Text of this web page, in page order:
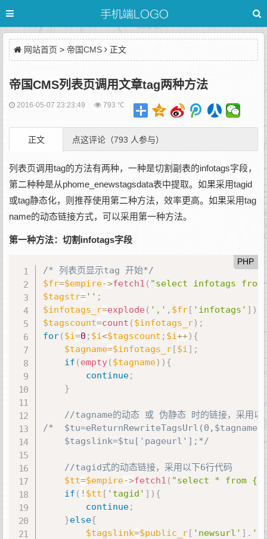
网站首页 > 帝国CMS 正文
帝国CMS列表页调用文章tag两种方法
2016-05-07 23:23:49 793 ℃
正文 点这评论（793 人参与）
列表页调用tag的方法有两种，一种是切割副表的infotags字段，
第二种种是从phome_enewstagsdata表中提取。如果采用tagid
或tag静态化，则推荐使用第二种方法，效率更高。如果采用tag
name的动态链接方式，可以采用第一种方法。
第一种方法：切割infotags字段
PHP
/* 列表页显示tag 开始*/
$fr=$empire->fetch1 ( "select infotags from
$tagstr='' ;
$infotags_r=explode ( ',' , $fr[ 'infotags' ] )
$tagscount=count ( $infotags_r) ;
for( $i=0 ; $i<$tagscount ; $i++) {
$tagname=$infotags_r[$i] ;
if ( empty( $tagname) ) {
continue;
}
//tagname的动态 或 伪静态 时的链接，采用以
/*	$tu=eReturnRewriteTagsUrl(0,$tagname);
	$tagslink=$tu['pageurl'];*/
//tagid式的动态链接，采用以下6行代码
$tt=$empire->fetch1 ( "select * from
if ( ! $tt [ 'tagid' ] ) {
continue;
}else{
$tagslink=$public_r[ 'newsurl' ] .